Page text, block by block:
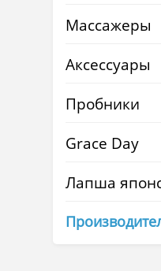
Массажеры
Аксессуары
Пробники
Grace Day
Лапша